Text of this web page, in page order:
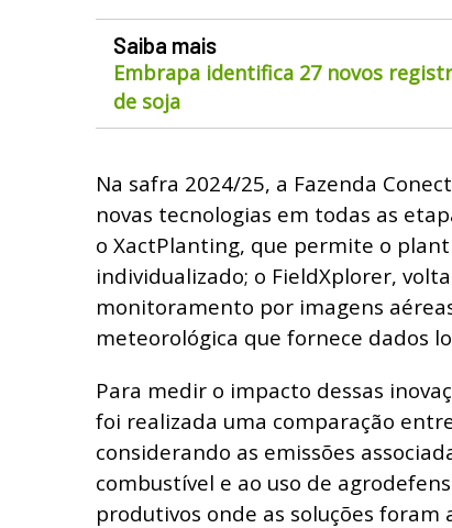
Saiba mais
Embrapa identifica 27 novos
de soja
Na safra 2024/25, a Fazenda
novas tecnologias em todas as
o XactPlanting, que permite o
individualizado; o FieldXplorer,
monitoramento por imagens
meteorológica que fornece dados
Para medir o impacto dessas
foi realizada uma comparação
considerando as emissões
combustível e ao uso de
produtivos onde as soluções foram